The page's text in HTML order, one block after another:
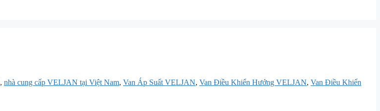
, nhà cung cấp VELJAN tại Việt Nam, Van Áp Suất VELJAN, Van Điều Khiển Hướng VELJAN, Van Điều Khiển